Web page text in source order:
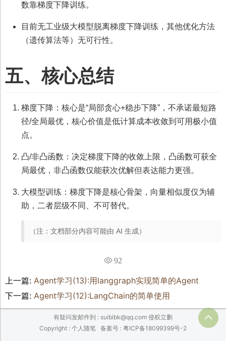
数靠梯度下降训练。
目前无工业级大模型脱离梯度下降训练，其他优化方法
（遗传算法等）无可行性。
五、核心总结
梯度下降：核心是“局部贪心+稳步下降”，不承诺最短路
径/全局最优，核心价值是低计算成本收敛到可用极小值
点。
凸/非凸函数：决定梯度下降的收敛上限，凸函数可获全
局最优，非凸函数仅能获次优解但表达能力更强。
大模型训练：梯度下降是核心骨架，向量相似度仅为辅
助，二者层级不同、不可替代。
（注：文档部分内容可能由 AI 生成）
92
上一篇: Agent学习(13):用langgraph实现简单的Agent
下一篇: Agent学习(12):LangChain的简单使用
有疑问发邮件到 : suibibk@qq.com 侵权立删
Copyright : 个人随笔 备案号 : 粤ICP备18099399号-2